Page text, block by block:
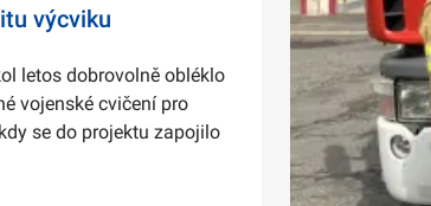
výcviku
letos dobrovolně obléklo
vojenské cvičení pro
se do projektu zapojilo